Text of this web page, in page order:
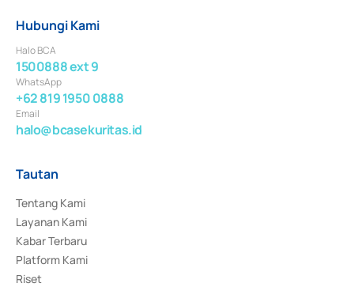
Hubungi Kami
Halo BCA
1500888 ext 9
WhatsApp
+62 819 1950 0888
Email
halo@bcasekuritas.id
Tautan
Tentang Kami
Layanan Kami
Kabar Terbaru
Platform Kami
Riset